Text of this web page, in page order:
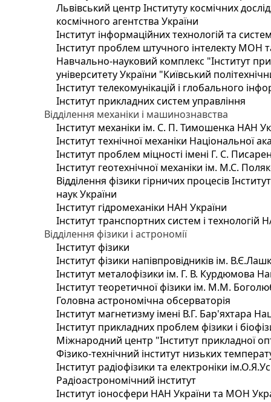
Львівський центр Інституту космічних
космічного агентства України
Інститут інформаційних технологій та
Інститут проблем штучного інтелекту МОН
Навчально-науковий комплекс "Інститут
університету України "Київський
Інститут телекомунікацій і глобального
Інститут прикладних систем управління
Відділення механіки і машинознавства
Інститут механіки ім. С. П. Тимошенка НАН
Інститут технічної механіки Національної
Інститут проблем міцності імені Г. С.
Інститут геотехнічної механіки ім. М.С.
Відділення фізики гірничих процесів
наук України
Інститут гідромеханіки НАН України
Інститут транспортних систем і технологій
Відділення фізики і астрономії
Інститут фізики
Інститут фізики напівпровідників ім.
Інститут металофізики ім. Г. В. Курдюмова
Інститут теоретичної фізики ім. М.М.
Головна астрономічна обсерваторія
Інститут магнетизму імені В.Г. Бар'яхтара
Інститут прикладних проблем фізики і
Міжнародний центр "Інститут прикладної
Фізико-технічний інститут низьких
Інститут радіофізики та електроніки
Радіоастрономічний інститут
Інститут іоносфери НАН України та МОН